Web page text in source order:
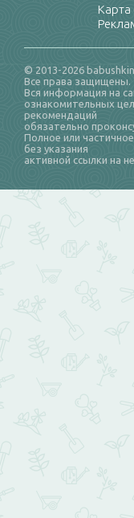
Карта
© 2013-2026
Все права защищены.
Вся информация на
ознакомительных
рекомендаций
обязательно
Полное или
без указания
активной ссылки на